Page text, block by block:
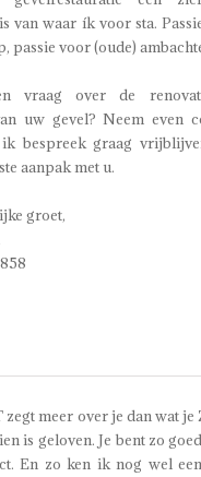
van waar ík voor sta.
passie voor (oude)
vraag over de
uw gevel? Neem even
bespreek graag
aanpak met u.
groet,
zegt meer over je dan wat je
is geloven. Je bent zo
En zo ken ik nog wel